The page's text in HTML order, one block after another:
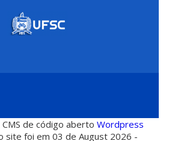
de código abertoWordpress
site foi em 03 de August 2026 -